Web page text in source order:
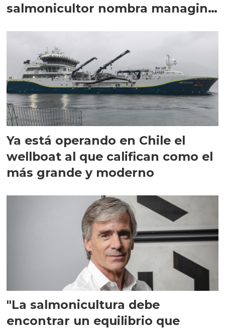
salmonicultor nombra managing
Ya está operando en Chile el
wellboat al que califican como el
más grande y moderno
"La salmonicultura debe
encontrar un equilibrio que